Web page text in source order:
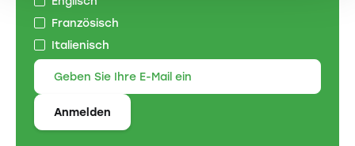
Französisch
Italienisch